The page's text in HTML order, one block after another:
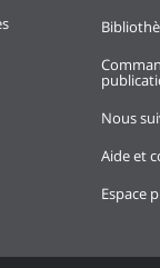
Nous
Aide et
Espace